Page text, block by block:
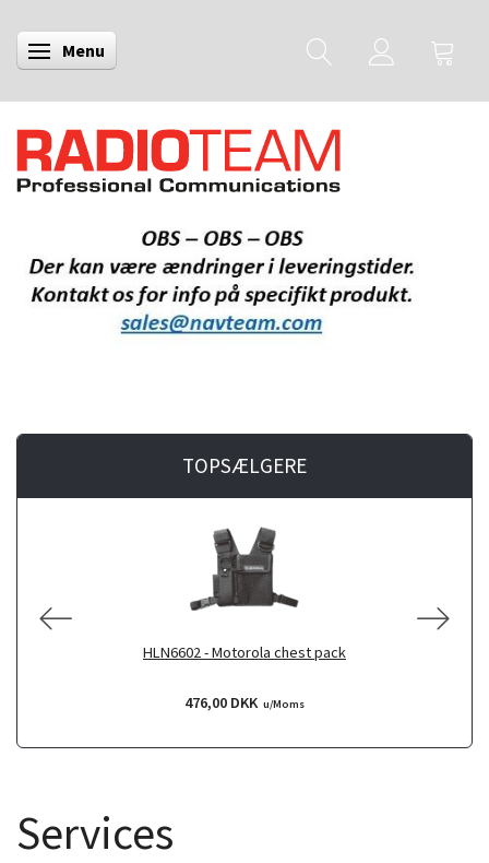
Skifte navigation
Menu
TOPSÆLGERE
HLN6602 - Motorola chest pack
476,00 DKK u/Moms
Services